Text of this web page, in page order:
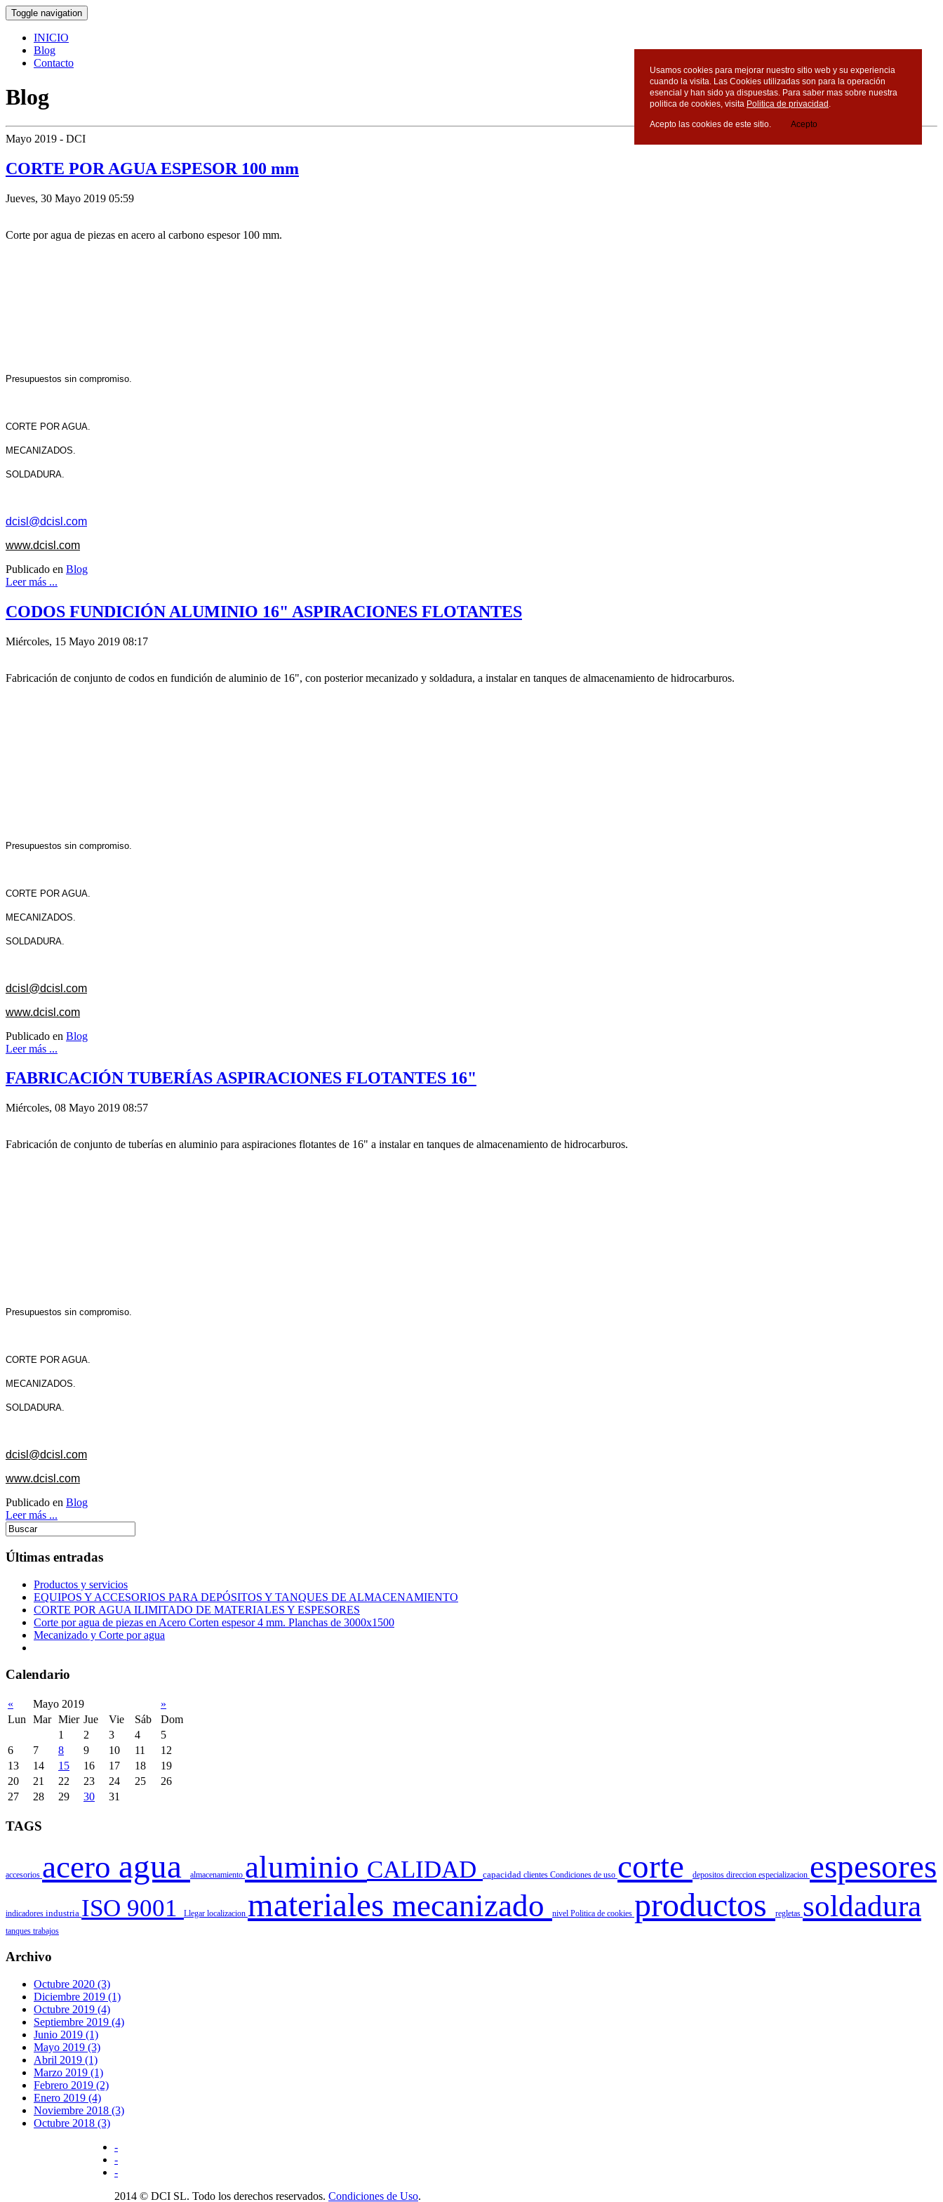
Toggle navigation
INICIO
Blog
Contacto
Blog
Mayo 2019 - DCI
CORTE POR AGUA ESPESOR 100 mm
Jueves, 30 Mayo 2019 05:59
Corte por agua de piezas en acero al carbono espesor 100 mm.
Presupuestos sin compromiso.
CORTE POR AGUA.
MECANIZADOS.
SOLDADURA.
dcisl@dcisl.com
www.dcisl.com
Publicado en Blog
Leer más ...
CODOS FUNDICIÓN ALUMINIO 16" ASPIRACIONES FLOTANTES
Miércoles, 15 Mayo 2019 08:17
Fabricación de conjunto de codos en fundición de aluminio de 16", con posterior mecanizado y soldadura, a instalar en tanques de almacenamiento de hidrocarburos.
Presupuestos sin compromiso.
CORTE POR AGUA.
MECANIZADOS.
SOLDADURA.
dcisl@dcisl.com
www.dcisl.com
Publicado en Blog
Leer más ...
FABRICACIÓN TUBERÍAS ASPIRACIONES FLOTANTES 16"
Miércoles, 08 Mayo 2019 08:57
Fabricación de conjunto de tuberías en aluminio para aspiraciones flotantes de 16" a instalar en tanques de almacenamiento de hidrocarburos.
Presupuestos sin compromiso.
CORTE POR AGUA.
MECANIZADOS.
SOLDADURA.
dcisl@dcisl.com
www.dcisl.com
Publicado en Blog
Leer más ...
Últimas entradas
Productos y servicios
EQUIPOS Y ACCESORIOS PARA DEPÓSITOS Y TANQUES DE ALMACENAMIENTO
CORTE POR AGUA ILIMITADO DE MATERIALES Y ESPESORES
Corte por agua de piezas en Acero Corten espesor 4 mm. Planchas de 3000x1500
Mecanizado y Corte por agua
Calendario
« Mayo 2019
»
Lun
Mar Mier Jue Vie Sáb
Dom
1
2 3 4
5
6
7 8 9 10 11
12
13
14 15 16 17 18
19
20
21 22 23 24 25
26
27
28 29 30 31
TAGS
accesorios acero agua almacenamiento aluminio CALIDAD capacidad clientes Condiciones de uso corte depositos direccion especializacion espesores
indicadores industria ISO 9001 Llegar localizacion materiales mecanizado nivel Politica de cookies productos regletas soldadura
tanques trabajos
Archivo
Octubre 2020 (3)
Diciembre 2019 (1)
Octubre 2019 (4)
Septiembre 2019 (4)
Junio 2019 (1)
Mayo 2019 (3)
Abril 2019 (1)
Marzo 2019 (1)
Febrero 2019 (2)
Enero 2019 (4)
Noviembre 2018 (3)
Octubre 2018 (3)
-
-
-
2014 © DCI SL. Todo los derechos reservados. Condiciones de Uso.
Usamos cookies para mejorar nuestro sitio web y su experiencia
cuando la visita. Las Cookies utilizadas son para la operación
esencial y han sido ya dispuestas. Para saber mas sobre nuestra
politica de cookies, visita Politica de privacidad .
Acepto las cookies de este sitio. Acepto